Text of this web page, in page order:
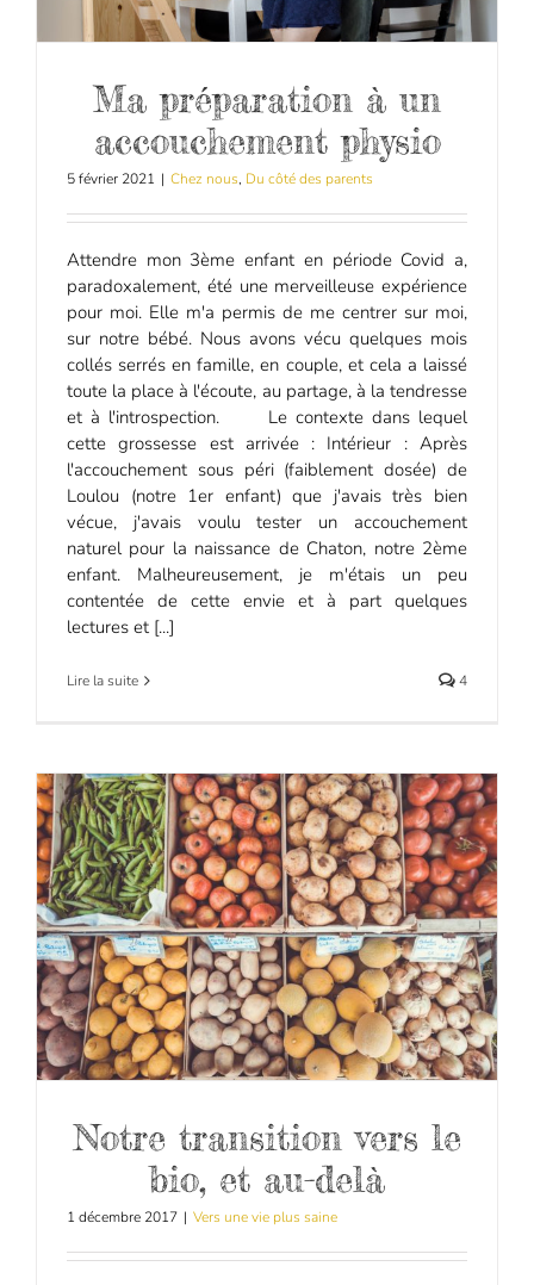
Ma préparation à un
accouchement physio
5 février 2021 | Chez nous, Du côté des parents
Attendre mon 3ème enfant en période Covid a,
paradoxalement, été une merveilleuse expérience
pour moi. Elle m'a permis de me centrer sur moi,
sur notre bébé. Nous avons vécu quelques mois
collés serrés en famille, en couple, et cela a laissé
toute la place à l'écoute, au partage, à la tendresse
et à l'introspection. Le contexte dans lequel
cette grossesse est arrivée : Intérieur : Après
l'accouchement sous péri (faiblement dosée) de
Loulou (notre 1er enfant) que j'avais très bien
vécue, j'avais voulu tester un accouchement
naturel pour la naissance de Chaton, notre 2ème
enfant. Malheureusement, je m'étais un peu
contentée de cette envie et à part quelques
lectures et [...]
Lire la suite 4
Notre transition vers le
bio, et au-delà
1 décembre 2017 | Vers une vie plus saine